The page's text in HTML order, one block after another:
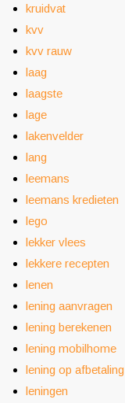
kruidvat
kvv
kvv rauw
laag
laagste
lage
lakenvelder
lang
leemans
leemans kredieten
lego
lekker vlees
lekkere recepten
lenen
lening aanvragen
lening berekenen
lening mobilhome
lening op afbetaling
leningen